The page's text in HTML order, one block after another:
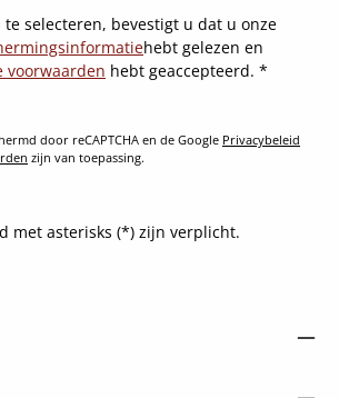
te selecteren, bevestigt u dat u onze
hebt gelezen en
voorwaarden hebt geaccepteerd. *
door reCAPTCHA en de Google Privacybeleid
zijn van toepassing.
met asterisks (*) zijn verplicht.